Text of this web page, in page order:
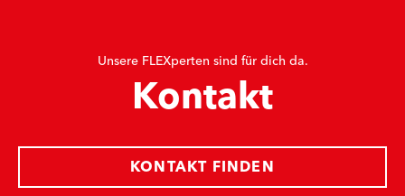
Unsere FLEXperten sind für dich da.
Kontakt
KONTAKT FINDEN